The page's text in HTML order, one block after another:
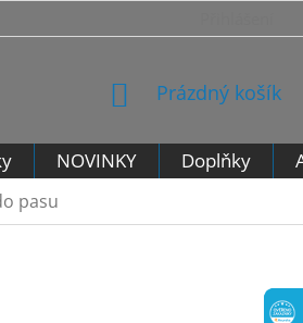
FORMULÁŘ PRO ODSTOUPENÍ
NÁKUPNÍ
Prázdný košík
NOVINKY Doplňky
pasu